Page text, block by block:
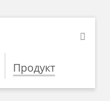
Продукт